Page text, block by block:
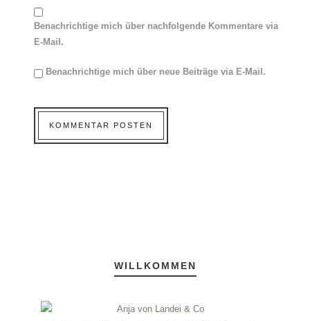
Benachrichtige mich über nachfolgende Kommentare via
E-Mail.
Benachrichtige mich über neue Beiträge via E-Mail.
WILLKOMMEN